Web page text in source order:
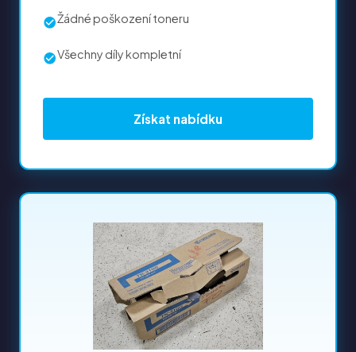
Žádné poškození toneru
Všechny díly kompletní
Získat nabídku